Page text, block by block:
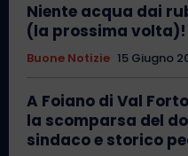
Niente acqua dai
(la prossima volta)!
Buone Notizie 15 Giugno
A Foiano di Val
la scomparsa del
sindaco e storico